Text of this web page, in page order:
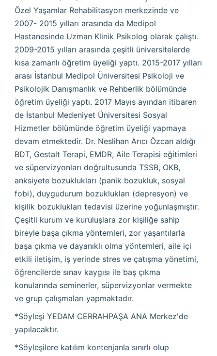
Özel Yaşamlar Rehabilitasyon merkezinde ve
2007- 2015 yılları arasında da Medipol
Hastanesinde Uzman Klinik Psikolog olarak çalıştı.
2009-2015 yılları arasında çeşitli üniversitelerde
kısa zamanlı öğretim üyeliği yaptı. 2015-2017 yılları
arası İstanbul Medipol Üniversitesi Psikoloji ve
Psikolojik Danışmanlık ve Rehberlik bölümünde
öğretim üyeliği yaptı. 2017 Mayıs ayından itibaren
de İstanbul Medeniyet Üniversitesi Sosyal
Hizmetler bölümünde öğretim üyeliği yapmaya
devam etmektedir. Dr. Neslihan Arıcı Özcan aldığı
BDT, Gestalt Terapi, EMDR, Aile Terapisi eğitimleri
ve süpervizyonları doğrultusunda TSSB, OKB,
anksiyete bozuklukları (panik bozukluk, sosyal
fobi), duygudurum bozuklukları (depresyon) ve
kişilik bozuklukları tedavisi üzerine yoğunlaşmıştır.
Çeşitli kurum ve kuruluşlara zor kişiliğe sahip
bireyle başa çıkma yöntemleri, zor yaşantılarla
başa çıkma ve dayanıklı olma yöntemleri, aile içi
etkili iletişim, iş yerinde stres ve çatışma yönetimi,
öğrencilerde sınav kaygısı ile baş çıkma
konularında seminerler, süpervizyonlar vermekte
ve grup çalışmaları yapmaktadır.
*Söyleşi YEDAM CERRAHPAŞA ANA Merkez'de
yapılacaktır.
*Söyleşilere katılım kontenjanla sınırlı olup